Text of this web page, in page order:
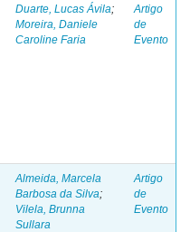
Duarte, Lucas Ávila;
Moreira, Daniele
Caroline Faria
Artigo
de
Evento
Almeida, Marcela
Barbosa da Silva;
Vilela, Brunna
Sullara
Artigo
de
Evento